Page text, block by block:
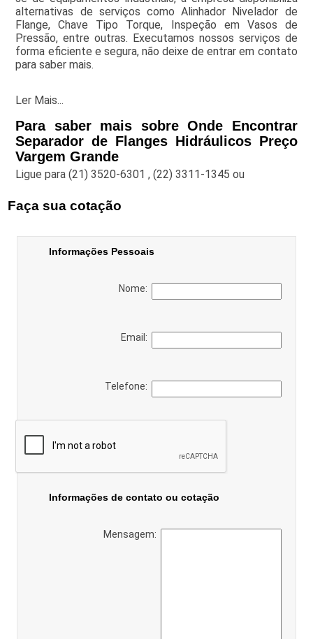
alternativas de serviços como Alinhador Nivelador de
Flange, Chave Tipo Torque, Inspeção em Vasos de
Pressão, entre outras. Executamos nossos serviços de
forma eficiente e segura, não deixe de entrar em contato
para saber mais.
Ler Mais...
Para saber mais sobre Onde Encontrar
Separador de Flanges Hidráulicos Preço
Vargem Grande
Ligue para(21) 3520-6301 ,(22) 3311-1345 ou
Faça sua cotação
Informações Pessoais
Nome:
Email:
Telefone:
Informações de contato ou cotação
Mensagem: